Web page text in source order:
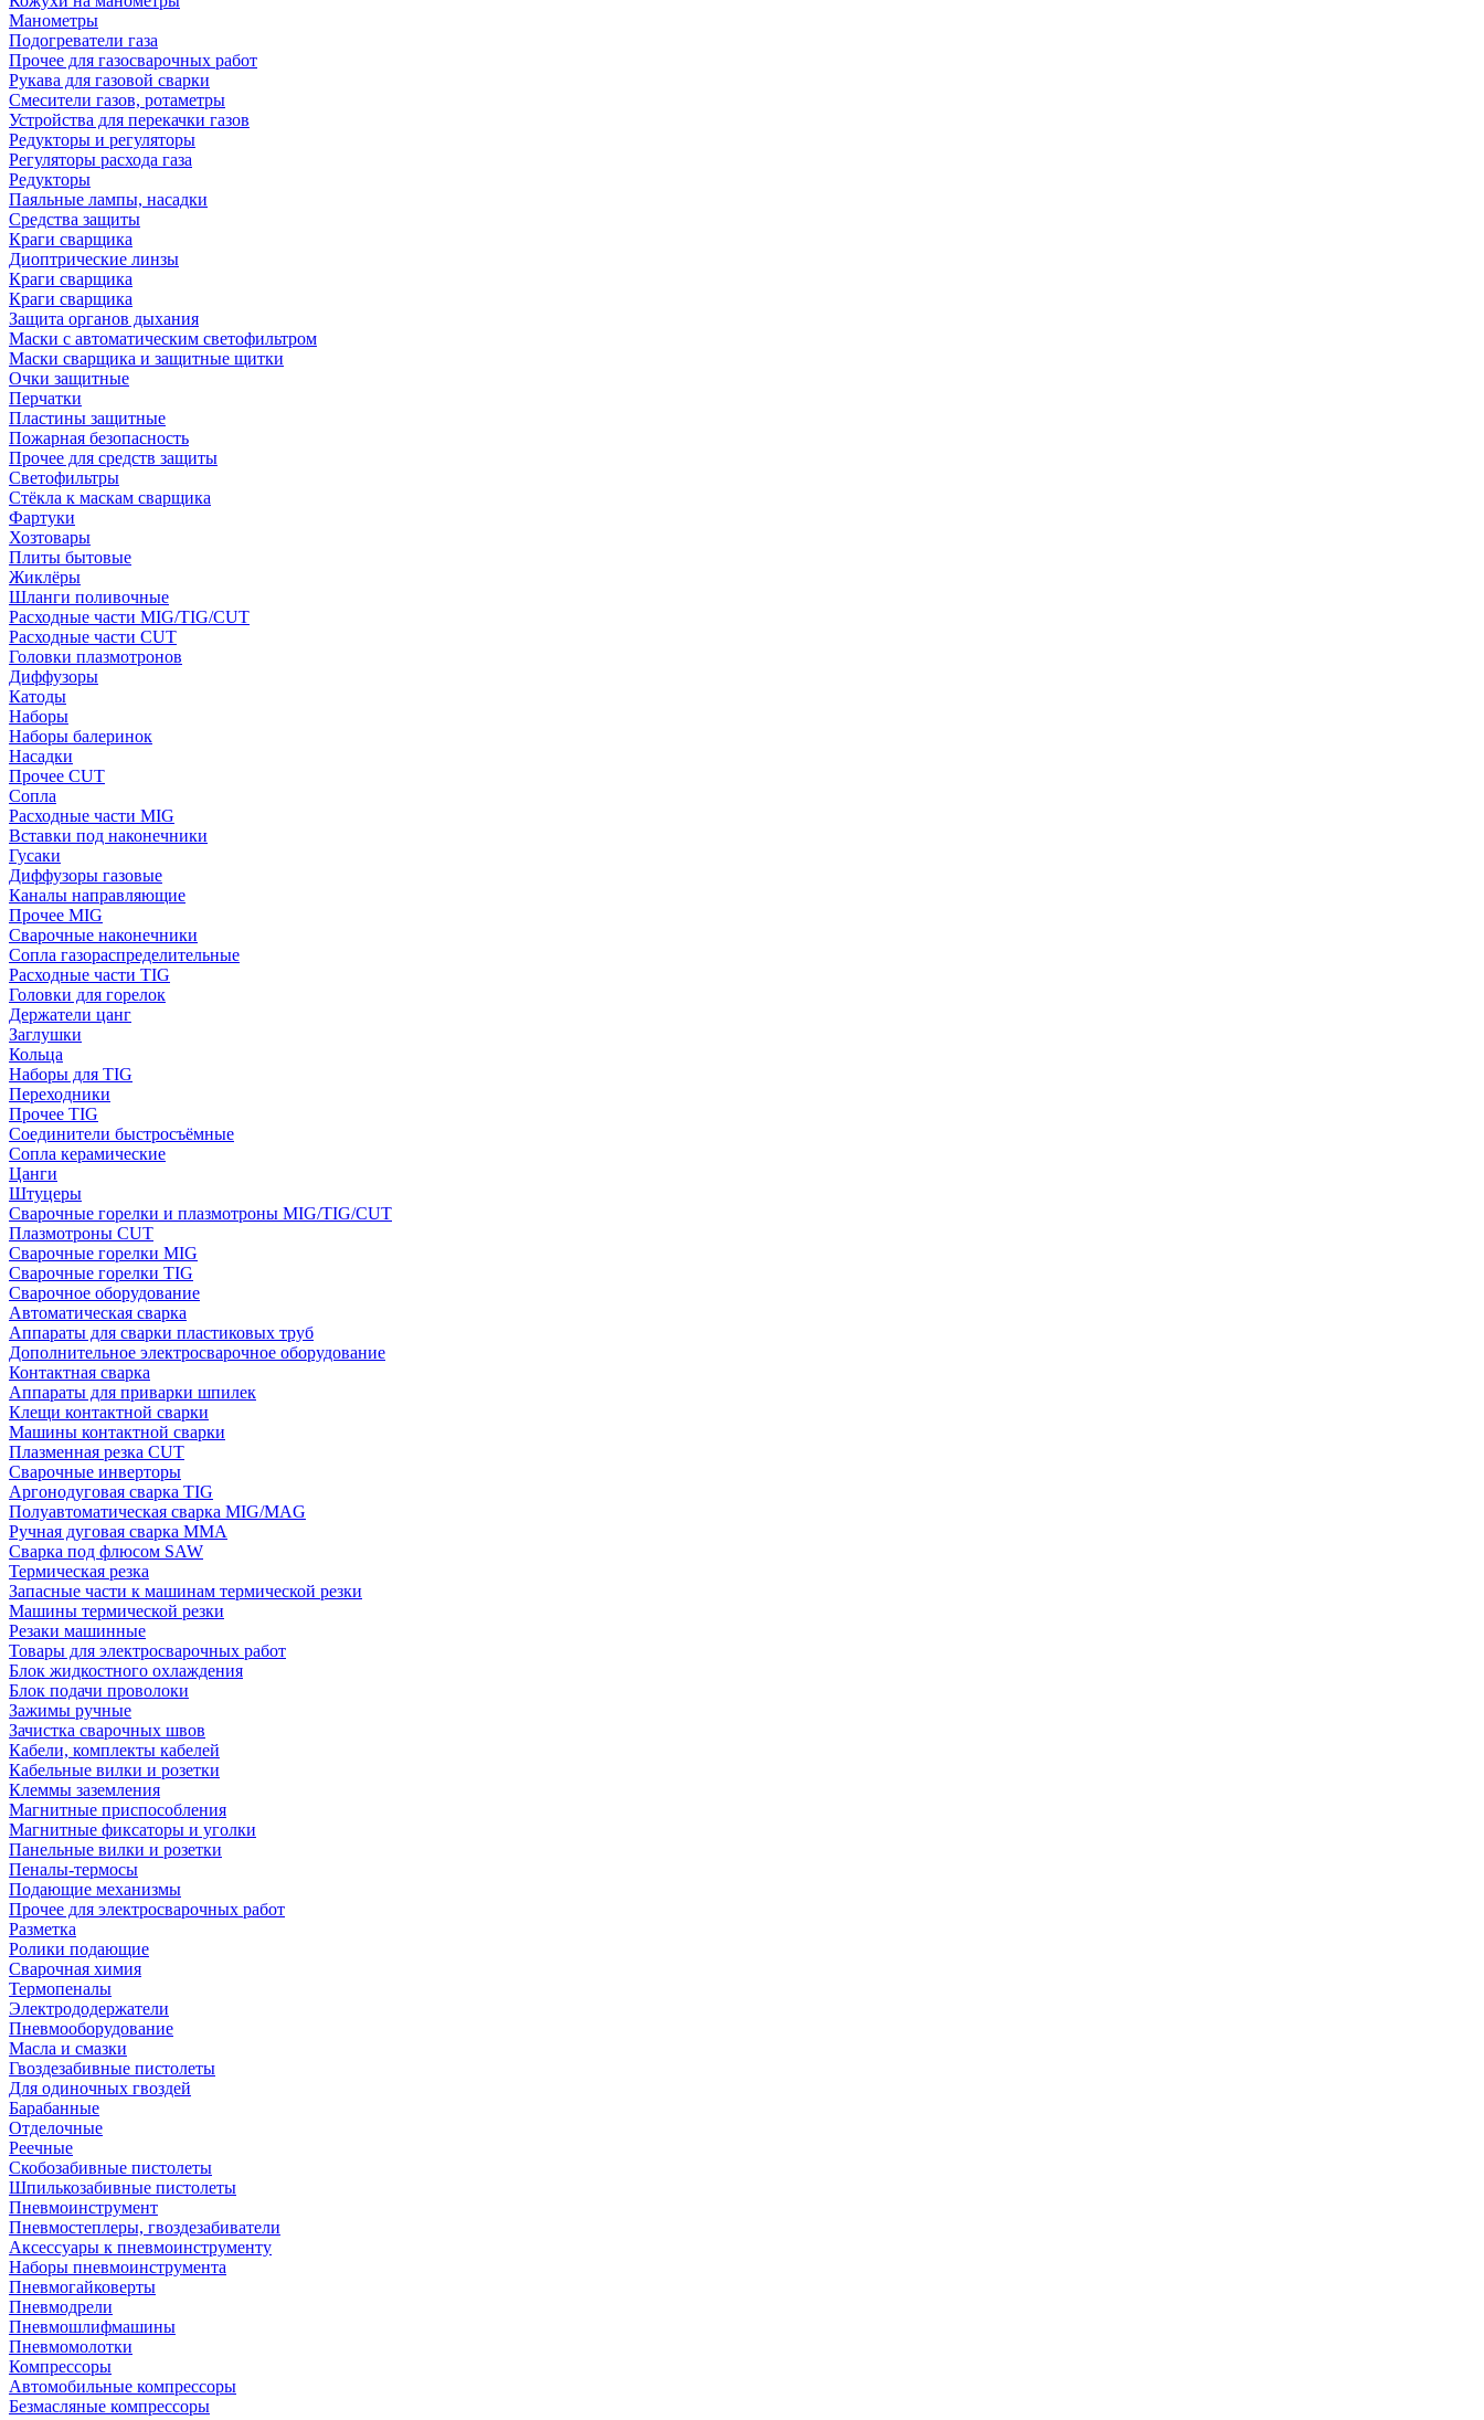
Манометры
Подогреватели газа
Прочее для газосварочных работ
Рукава для газовой сварки
Смесители газов, ротаметры
Устройства для перекачки газов
Редукторы и регуляторы
Регуляторы расхода газа
Редукторы
Паяльные лампы, насадки
Средства защиты
Краги сварщика
Диоптрические линзы
Краги сварщика
Краги сварщика
Защита органов дыхания
Маски с автоматическим светофильтром
Маски сварщика и защитные щитки
Очки защитные
Перчатки
Пластины защитные
Пожарная безопасность
Прочее для средств защиты
Светофильтры
Стёкла к маскам сварщика
Фартуки
Хозтовары
Плиты бытовые
Жиклёры
Шланги поливочные
Расходные части MIG/TIG/CUT
Расходные части CUT
Головки плазмотронов
Диффузоры
Катоды
Наборы
Наборы балеринок
Насадки
Прочее CUT
Сопла
Расходные части MIG
Вставки под наконечники
Гусаки
Диффузоры газовые
Каналы направляющие
Прочее MIG
Сварочные наконечники
Сопла газораспределительные
Расходные части TIG
Головки для горелок
Держатели цанг
Заглушки
Кольца
Наборы для TIG
Переходники
Прочее TIG
Соединители быстросъёмные
Сопла керамические
Цанги
Штуцеры
Сварочные горелки и плазмотроны MIG/TIG/CUT
Плазмотроны CUT
Сварочные горелки MIG
Сварочные горелки TIG
Сварочное оборудование
Автоматическая сварка
Аппараты для сварки пластиковых труб
Дополнительное электросварочное оборудование
Контактная сварка
Аппараты для приварки шпилек
Клещи контактной сварки
Машины контактной сварки
Плазменная резка CUT
Сварочные инверторы
Аргонодуговая сварка TIG
Полуавтоматическая сварка MIG/MAG
Ручная дуговая сварка MMA
Сварка под флюсом SAW
Термическая резка
Запасные части к машинам термической резки
Машины термической резки
Резаки машинные
Товары для электросварочных работ
Блок жидкостного охлаждения
Блок подачи проволоки
Зажимы ручные
Зачистка сварочных швов
Кабели, комплекты кабелей
Кабельные вилки и розетки
Клеммы заземления
Магнитные приспособления
Магнитные фиксаторы и уголки
Панельные вилки и розетки
Пеналы-термосы
Подающие механизмы
Прочее для электросварочных работ
Разметка
Ролики подающие
Сварочная химия
Термопеналы
Электрододержатели
Пневмооборудование
Масла и смазки
Гвоздезабивные пистолеты
Для одиночных гвоздей
Барабанные
Отделочные
Реечные
Скобозабивные пистолеты
Шпилькозабивные пистолеты
Пневмоинструмент
Пневмостеплеры, гвоздезабиватели
Аксессуары к пневмоинструменту
Наборы пневмоинструмента
Пневмогайковерты
Пневмодрели
Пневмошлифмашины
Пневмомолотки
Компрессоры
Автомобильные компрессоры
Безмасляные компрессоры